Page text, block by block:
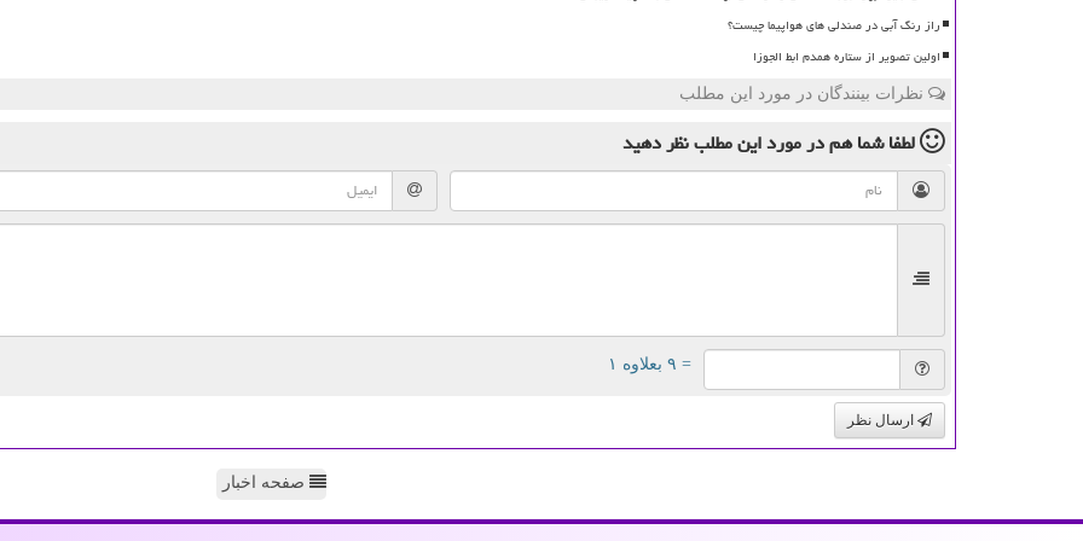
راز رنگ آبی در صندلی های هواپیما چیست؟
اولین تصویر از ستاره همدم ابط الجوزا
نظرات بینندگان در مورد این مطلب
لطفا شما همدر مورد این مطلبنظر دهید
= ۹ بعلاوه ۱
ارسال نظر
صفحه اخبار